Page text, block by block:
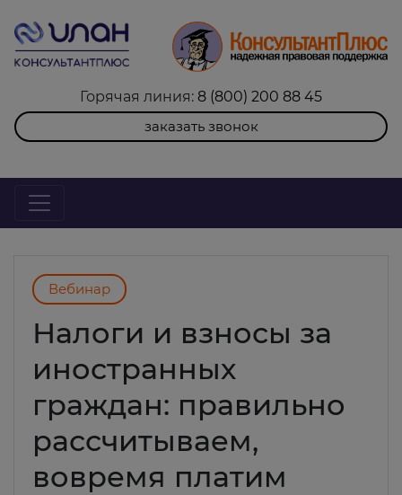
Горячая линия: 8 (800) 200 88 45
заказать звонок
Вебинар
Налоги и взносы за
иностранных
граждан: правильно
рассчитываем,
вовремя платим